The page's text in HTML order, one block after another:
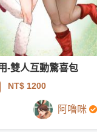
-雙人互動驚喜包
NT$ 1200
阿嚕咪